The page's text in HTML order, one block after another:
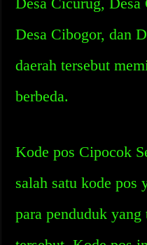
Desa Cibogor, dan
daerah tersebut
berbeda.
Kode pos Cipocok
salah satu kode pos
para penduduk